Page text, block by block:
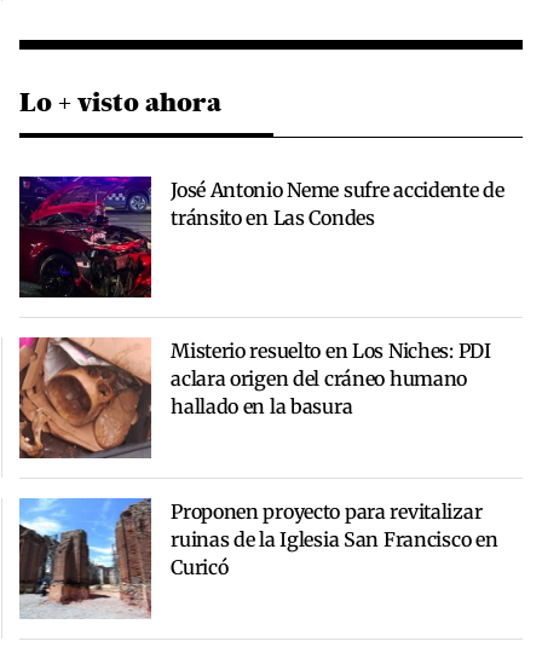
Lo + visto ahora
José Antonio Neme sufre accidente de
tránsito en Las Condes
Misterio resuelto en Los Niches: PDI
aclara origen del cráneo humano
hallado en la basura
Proponen proyecto para revitalizar
ruinas de la Iglesia San Francisco en
Curicó